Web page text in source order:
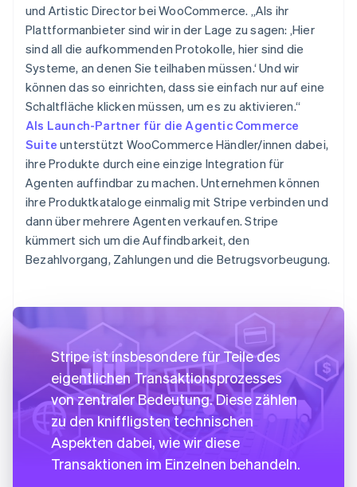
und Artistic Director bei WooCommerce. „Als ihr
Plattformanbieter sind wir in der Lage zu sagen: ‚Hier
sind all die aufkommenden Protokolle, hier sind die
Systeme, an denen Sie teilhaben müssen.‘ Und wir
können das so einrichten, dass sie einfach nur auf eine
Schaltfläche klicken müssen, um es zu aktivieren.“
Als Launch-Partner für die Agentic Commerce
Suite unterstützt WooCommerce Händler/innen dabei,
ihre Produkte durch eine einzige Integration für
Agenten auffindbar zu machen. Unternehmen können
ihre Produktkataloge einmalig mit Stripe verbinden und
dann über mehrere Agenten verkaufen. Stripe
kümmert sich um die Auffindbarkeit, den
Bezahlvorgang, Zahlungen und die Betrugsvorbeugung.
Stripe ist insbesondere für Teile des
eigentlichen Transaktionsprozesses
von zentraler Bedeutung. Diese zählen
zu den kniffligsten technischen
Aspekten dabei, wie wir diese
Transaktionen im Einzelnen behandeln.